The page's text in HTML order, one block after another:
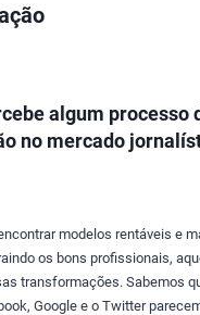
algum processo
no mercado
modelos rentáveis e
os bons profissionais,
transformações. Sabemos
Google e o Twitter